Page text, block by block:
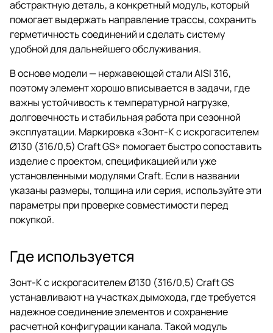
абстрактную деталь, а конкретный модуль, который
помогает выдержать направление трассы, сохранить
герметичность соединений и сделать систему
удобной для дальнейшего обслуживания.
В основе модели — нержавеющей стали AISI 316,
поэтому элемент хорошо вписывается в задачи, где
важны устойчивость к температурной нагрузке,
долговечность и стабильная работа при сезонной
эксплуатации. Маркировка «Зонт-К с искрогасителем
Ø130 (316/0,5) Craft GS» помогает быстро сопоставить
изделие с проектом, спецификацией или уже
установленными модулями Craft. Если в названии
указаны размеры, толщина или серия, используйте эти
параметры при проверке совместимости перед
покупкой.
Где используется
Зонт-К с искрогасителем Ø130 (316/0,5) Craft GS
устанавливают на участках дымохода, где требуется
надежное соединение элементов и сохранение
расчетной конфигурации канала. Такой модуль